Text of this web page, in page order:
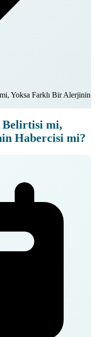
Yoksa Farklı Bir Alerjinin
Belirtisi mi,
Habercisi mi?